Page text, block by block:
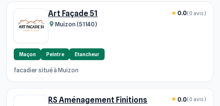
Art Façade 51
Muizon (51140)
0.0(0 avis)
Maçon Peintre Etancheur
facadier situé à Muizon
RS Aménagement Finitions 0.0(0 avis)